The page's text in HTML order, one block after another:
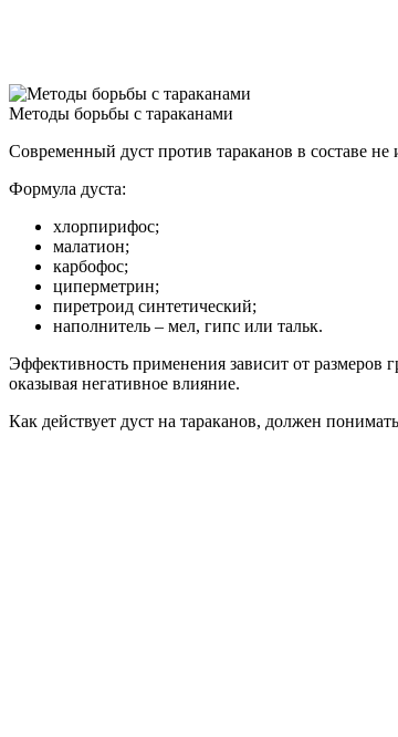
Методы борьбы с тараканами
Современный дуст против тараканов в составе
Формула дуста:
хлорпирифос;
малатион;
карбофос;
циперметрин;
пиретроид синтетический;
наполнитель – мел, гипс или тальк.
Эффективность применения зависит от размеров
оказывая негативное влияние.
Как действует дуст на тараканов, должен